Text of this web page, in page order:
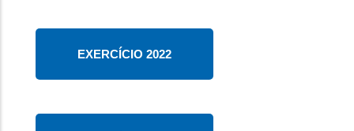
EXERCÍCIO 2022